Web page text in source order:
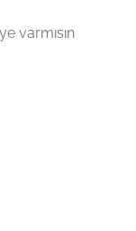
varmısın